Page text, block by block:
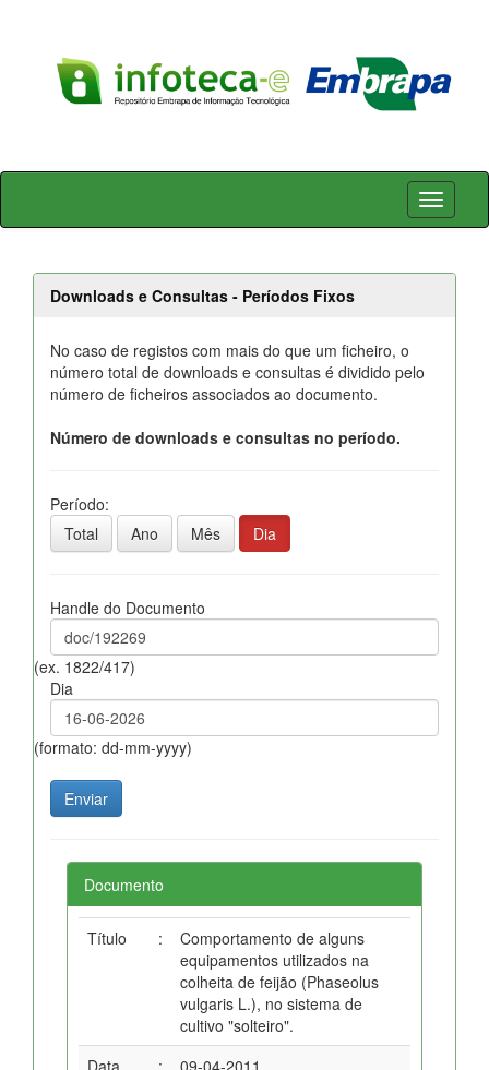
Skip
Downloads e Consultas - Períodos Fixos
No caso de registos com mais do que um ficheiro, o
número total de downloads e consultas é dividido pelo
número de ficheiros associados ao documento.
Número de downloads e consultas no período.
Período:
Total
Ano Mês Dia
Handle do Documento
(ex. 1822/417)
Dia
(formato: dd-mm-yyyy)
Documento
Título :
Comportamento de alguns
equipamentos utilizados na
colheita de feijão (Phaseolus
vulgaris L.), no sistema de
cultivo "solteiro".
Data
: 09-04-2011